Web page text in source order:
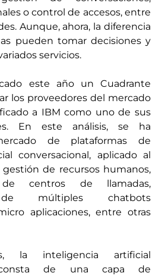
o control de accesos, entre
Aunque, ahora, la diferencia
pueden tomar decisiones y
servicios.
este año un Cuadrante
los proveedores del mercado
a IBM como uno de sus
En este análisis, se ha
de plataformas de
conversacional, aplicado al
de recursos humanos,
de centros de llamadas,
de múltiples chatbots
aplicaciones, entre otras
la inteligencia artificial
consta de una capa de